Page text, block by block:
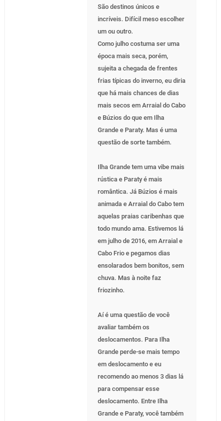
São destinos únicos e
incríveis. Difícil meso escolher
um ou outro.
Como julho costuma ser uma
época mais seca, porém,
sujeita a chegada de frentes
frias típicas do inverno, eu diria
que há mais chances de dias
mais secos em Arraial do Cabo
e Búzios do que em Ilha
Grande e Paraty. Mas é uma
questão de sorte também.
Ilha Grande tem uma vibe mais
rústica e Paraty é mais
romântica. Já Búzios é mais
animada e Arraial do Cabo tem
aquelas praias caribenhas que
todo mundo ama. Estivemos lá
em julho de 2016, em Arraial e
Cabo Frio e pegamos dias
ensolarados bem bonitos, sem
chuva. Mas à noite faz
friozinho.
Aí é uma questão de você
avaliar também os
deslocamentos. Para Ilha
Grande perde-se mais tempo
em deslocamento e eu
recomendo ao menos 3 dias lá
para compensar esse
deslocamento. Entre Ilha
Grande e Paraty, você também